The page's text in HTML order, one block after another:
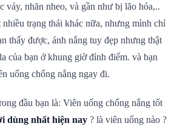
vảy, nhăn nheo, và gần như bị lão hóa,..
trạng thái khác nữa, nhưng mình chỉ
thấy được, ánh nắng tuy đẹp nhưng thật
của bạn ở khung giờ đỉnh điểm. và bạn
uống chống nắng ngay đi.
đầu bạn là: Viên uống chống nắng tốt
dùng nhất hiện nay ? là viên uống nào ?